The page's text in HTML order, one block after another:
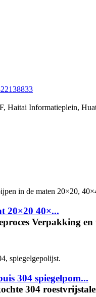
Haitai Informatieplein,
20×20 40×...
Verpakking
304 spiegelpom...
304